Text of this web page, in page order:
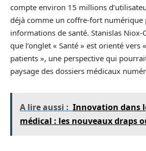
compte environ 15 millions
déjà comme un coffre-fort numérique
informations de santé. Stanislas Niox-
que l’onglet « Santé » est orienté vers
patients », une perspective qui
paysage des dossiers médicaux
A lire aussi : Innovation dans
médical : les nouveaux draps